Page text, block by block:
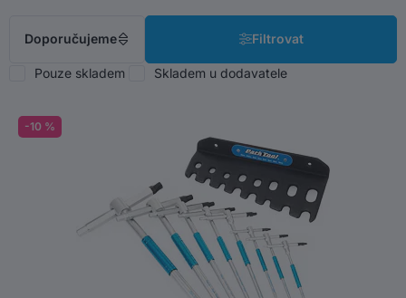
Doporučujeme Filtrovat
Pouze skladem Skladem u dodavatele
-10 %